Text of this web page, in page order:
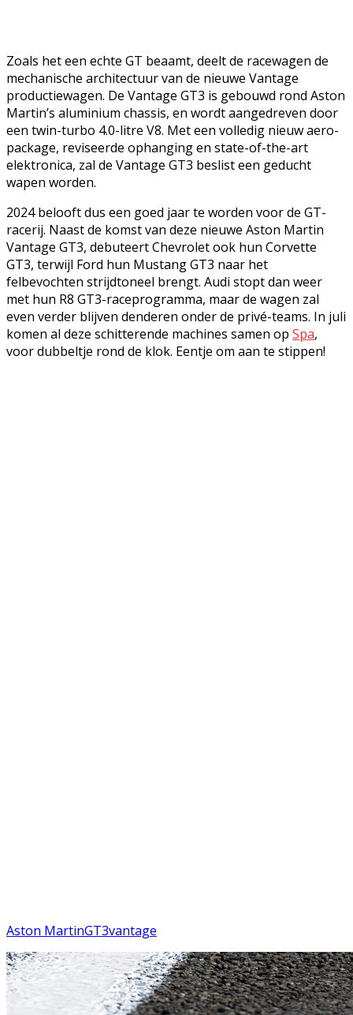
Zoals het een echte GT beaamt, deelt de racewagen de
mechanische architectuur van de nieuwe Vantage
productiewagen. De Vantage GT3 is gebouwd rond Aston
Martin’s aluminium chassis, en wordt aangedreven door
een twin-turbo 4.0-litre V8. Met een volledig nieuw aero-
package, reviseerde ophanging en state-of-the-art
elektronica, zal de Vantage GT3 beslist een geducht
wapen worden.
2024 belooft dus een goed jaar te worden voor de GT-
racerij. Naast de komst van deze nieuwe Aston Martin
Vantage GT3, debuteert Chevrolet ook hun Corvette
GT3, terwijl Ford hun Mustang GT3 naar het
felbevochten strijdtoneel brengt. Audi stopt dan weer
met hun R8 GT3-raceprogramma, maar de wagen zal
even verder blijven denderen onder de privé-teams. In juli
komen al deze schitterende machines samen op Spa,
voor dubbeltje rond de klok. Eentje om aan te stippen!
Aston MartinGT3vantage